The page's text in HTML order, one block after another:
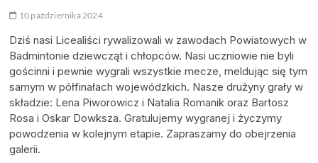
10 października 2024
Dziś nasi Licealiści rywalizowali w zawodach Powiatowych w
Badmintonie dziewcząt i chłopców. Nasi uczniowie nie byli
gościnni i pewnie wygrali wszystkie mecze, meldując się tym
samym w półfinałach wojewódzkich. Nasze drużyny grały w
składzie: Lena Piworowicz i Natalia Romanik oraz Bartosz
Rosa i Oskar Dowksza. Gratulujemy wygranej i życzymy
powodzenia w kolejnym etapie. Zapraszamy do obejrzenia
galerii.